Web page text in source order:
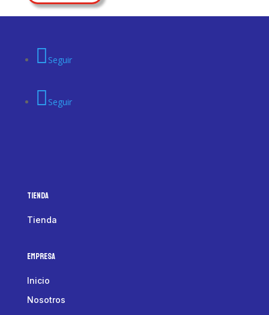
Seguir
Seguir
Tienda
Tienda
Empresa
Inicio
Nosotros